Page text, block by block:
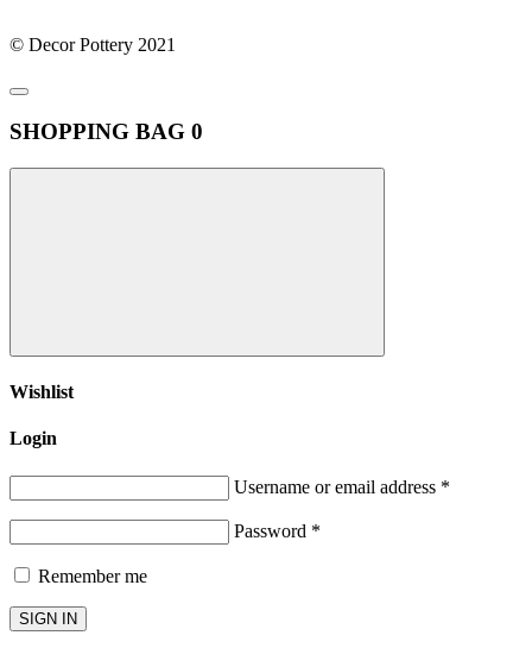
© Decor Pottery 2021
SHOPPING BAG 0
Wishlist
Login
Username or email address *
Password *
Remember me
SIGN IN